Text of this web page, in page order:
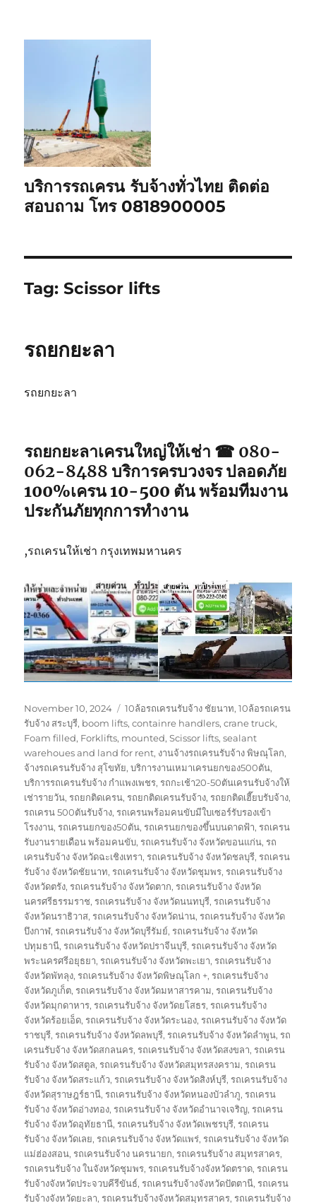
บริการรถเครน รับจ้างทั่วไทย ติดต่อ
สอบถาม โทร 0818900005
Tag:Scissor lifts
รถยกยะลา
รถยกยะลา
รถยกยะลาเครนใหญ่ให้เช่า ☎ 080-
062-8488 บริการครบวงจร ปลอดภัย
100%เครน 10-500 ตัน พร้อมทีมงาน
ประกันภัยทุกการทำงาน
,รถเครนให้เช่า กรุงเทพมหานคร
Posted
on
November 10, 2024 Tags
10ล้อรถเครนรับจ้าง ชัยนาท,10ล้อรถเครน
รับจ้าง สระบุรี, boom lifts,containre handlers,crane truck,
Foam filled, Forklifts, mounted,Scissor lifts,sealant
warehoues and land for rent, งานจ้างรถเครนรับจ้าง พิษณุโลก,
จ้างรถเครนรับจ้าง สุโขทัย,บริการงานเหมาเครนยกของ500ตัน,
บริการรถเครนรับจ้าง กำแพงเพชร,รถกะเช้า20-50ตันเครนรับจ้างให้
เช่ารายวัน,รถยกติดเครน,รถยกติดเครนรับจ้าง,รถยกติดเฮี๊ยบรับจ้าง,
รถเครน 500ตันรับจ้าง,รถเครนพร้อมคนขับมีใบเซอร์รับรองเข้า
โรงงาน,รถเครนยกของ50ตัน,รถเครนยกของขึ้นบนดาดฟ้า,รถเครน
รับงานรายเดือน พร้อมคนขับ,รถเครนรับจ้าง จังหวัดขอนแก่น,รถ
เครนรับจ้าง จังหวัดฉะเชิงเทรา,รถเครนรับจ้าง จังหวัดชลบุรี,รถเครน
รับจ้าง จังหวัดชัยนาท,รถเครนรับจ้าง จังหวัดชุมพร,รถเครนรับจ้าง
จังหวัดตรัง,รถเครนรับจ้าง จังหวัดตาก,รถเครนรับจ้าง จังหวัด
นครศรีธรรมราช,รถเครนรับจ้าง จังหวัดนนทบุรี,รถเครนรับจ้าง
จังหวัดนราธิวาส,รถเครนรับจ้าง จังหวัดน่าน,รถเครนรับจ้าง จังหวัด
บึงกาฬ,รถเครนรับจ้าง จังหวัดบุรีรัมย์,รถเครนรับจ้าง จังหวัด
ปทุมธานี,รถเครนรับจ้าง จังหวัดปราจีนบุรี,รถเครนรับจ้าง จังหวัด
พระนครศรีอยุธยา,รถเครนรับจ้าง จังหวัดพะเยา,รถเครนรับจ้าง
จังหวัดพัทลุง,รถเครนรับจ้าง จังหวัดพิษณุโลก +,รถเครนรับจ้าง
จังหวัดภูเก็ต,รถเครนรับจ้าง จังหวัดมหาสารคาม,รถเครนรับจ้าง
จังหวัดมุกดาหาร,รถเครนรับจ้าง จังหวัดยโสธร,รถเครนรับจ้าง
จังหวัดร้อยเอ็ด,รถเครนรับจ้าง จังหวัดระนอง,รถเครนรับจ้าง จังหวัด
ราชบุรี,รถเครนรับจ้าง จังหวัดลพบุรี,รถเครนรับจ้าง จังหวัดลำพูน,รถ
เครนรับจ้าง จังหวัดสกลนคร,รถเครนรับจ้าง จังหวัดสงขลา,รถเครน
รับจ้าง จังหวัดสตูล,รถเครนรับจ้าง จังหวัดสมุทรสงคราม,รถเครน
รับจ้าง จังหวัดสระแก้ว,รถเครนรับจ้าง จังหวัดสิงห์บุรี,รถเครนรับจ้าง
จังหวัดสุราษฎร์ธานี,รถเครนรับจ้าง จังหวัดหนองบัวลำภู,รถเครน
รับจ้าง จังหวัดอ่างทอง,รถเครนรับจ้าง จังหวัดอำนาจเจริญ,รถเครน
รับจ้าง จังหวัดอุทัยธานี,รถเครนรับจ้าง จังหวัดเพชรบุรี,รถเครน
รับจ้าง จังหวัดเลย,รถเครนรับจ้าง จังหวัดแพร่,รถเครนรับจ้าง จังหวัด
แม่ฮ่องสอน,รถเครนรับจ้าง นครนายก,รถเครนรับจ้าง สมุทรสาคร,
รถเครนรับจ้าง ในจังหวัดชุมพร,รถเครนรับจ้างจังหวัดตราด,รถเครน
รับจ้างจังหวัดประจวบคีรีขันธ์,รถเครนรับจ้างจังหวัดปัตตานี,รถเครน
รับจ้างจังหวัดยะลา,รถเครนรับจ้างจังหวัดสมุทรสาคร,รถเครนรับจ้าง